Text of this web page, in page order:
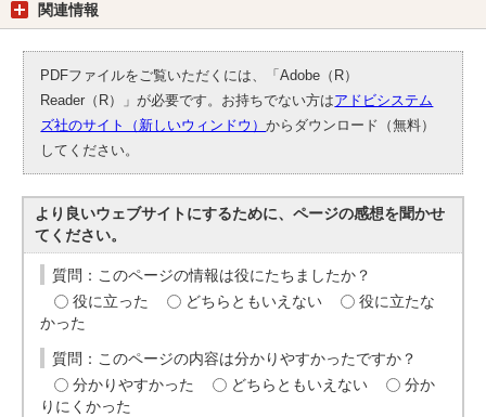
関連情報
PDFファイルをご覧いただくには、「Adobe（R）
Reader（R）」が必要です。お持ちでない方はアドビシステム
ズ社のサイト（新しいウィンドウ）からダウンロード（無料）
してください。
より良いウェブサイトにするために、ページの感想を聞かせ
てください。
質問：このページの情報は役にたちましたか？
役に立った
どちらともいえない
役に立たな
かった
質問：このページの内容は分かりやすかったですか？
分かりやすかった
どちらともいえない
分か
りにくかった